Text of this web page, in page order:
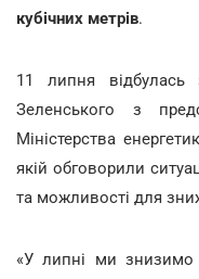
кубічних метрів.
11 липня відбулась
Зеленського з
Міністерства
якій обговорили
та можливості для
«У липні ми